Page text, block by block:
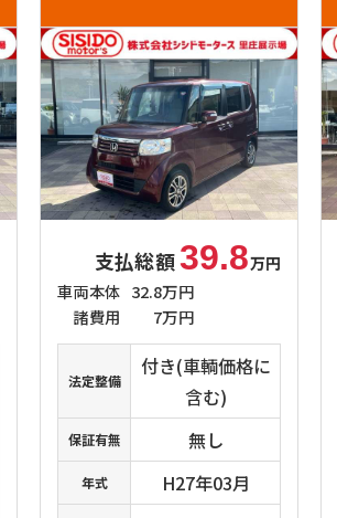
支払総額39.8万円
車両本体 32.8万円
諸費用
7万円
法定整備
付き(車輌価格に
含む)
保証有無 無し
年式 H27年03月